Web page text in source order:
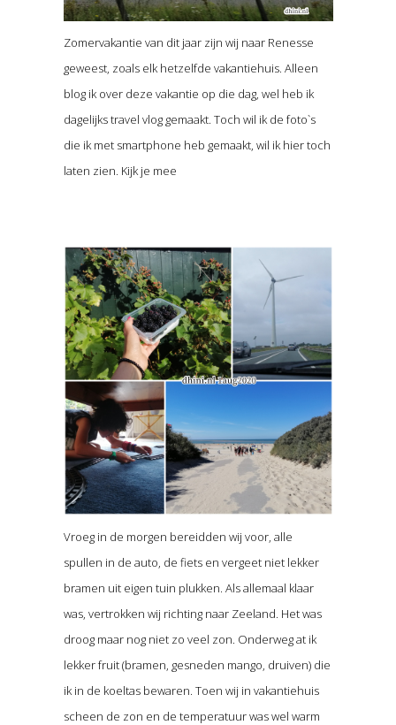
Zomervakantie van dit jaar zijn wij naar Renesse
geweest, zoals elk hetzelfde vakantiehuis. Alleen
blog ik over deze vakantie op die dag, wel heb ik
dagelijks travel vlog gemaakt. Toch wil ik de foto`s
die ik met smartphone heb gemaakt, wil ik hier toch
laten zien. Kijk je mee
Vroeg in de morgen bereidden wij voor, alle
spullen in de auto, de fiets en vergeet niet lekker
bramen uit eigen tuin plukken. Als allemaal klaar
was, vertrokken wij richting naar Zeeland. Het was
droog maar nog niet zo veel zon. Onderweg at ik
lekker fruit (bramen, gesneden mango, druiven) die
ik in de koeltas bewaren. Toen wij in vakantiehuis
scheen de zon en de temperatuur was wel warm